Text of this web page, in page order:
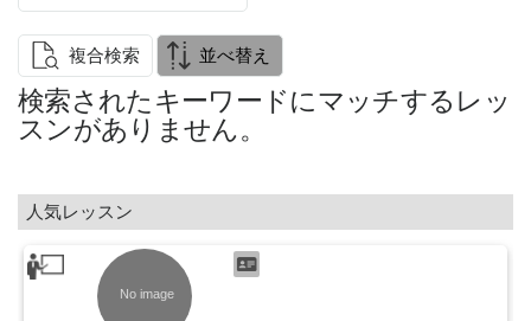
複合検索 並べ替え
検索されたキーワードにマッチするレッ
スンがありません。
人気レッスン